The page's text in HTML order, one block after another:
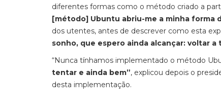
diferentes formas como o método criado a
[método] Ubuntu abriu-me a minha forma
dos utentes, antes de descrever como esta
sonho, que espero ainda alcançar: voltar a
“Nunca tínhamos implementado o método
tentar e ainda bem”, explicou depois o
desta implementação.